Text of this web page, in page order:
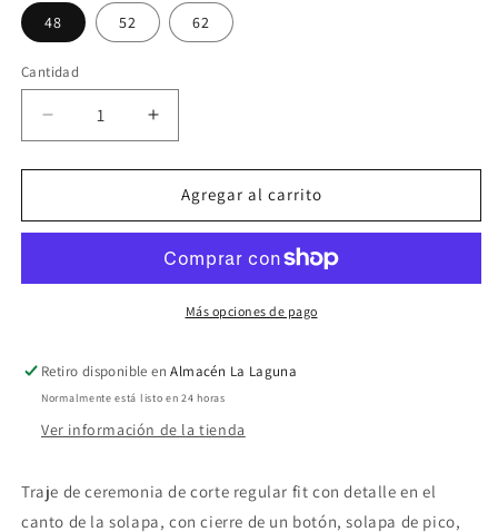
48 52 62
Cantidad
Reducir
cantidad
para
Vivaldi
Aumentar
cantidad
para
Traje
Vivaldi
Agregar al carrito
Más opciones de pago
Retiro disponible enAlmacén La Laguna
Normalmente está listo en 24 horas
Ver información de la tienda
Traje de ceremonia de corte regular fit con detalle en el
canto de la solapa, con cierre de un botón, solapa de pico,